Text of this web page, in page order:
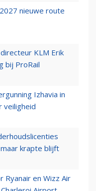
nieuwe route
KLM Erik
bij ProRail
Izhavia in
veiligheid
krapte blijft
Ryanair en Wizz Air